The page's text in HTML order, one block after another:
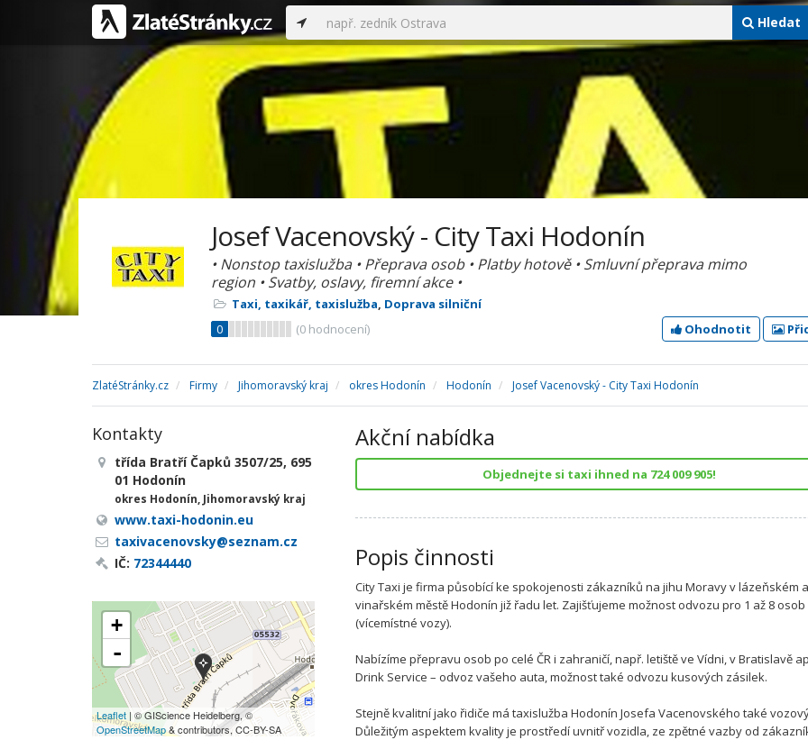
Hledat
Josef Vacenovský - City Taxi Hodonín
• Nonstop taxislužba • Přeprava osob • Platby hotově • Smluvní přeprava mimo
region • Svatby, oslavy, firemní akce •
Taxi, taxikář, taxislužba, Doprava silniční
0
(0 hodnocení) Ohodnotit
ZlatéStránky.cz Firmy Jihomoravský kraj okres Hodonín Hodonín Josef Vacenovský - City Taxi Hodonín
Akční nabídka
Objednejte si taxi ihned na 724 009 905!
Popis činnosti
City Taxi je firma působící ke spokojenosti zákazníků na jihu Moravy v lázeňském a
vinařském městě Hodonín již řadu let. Zajišťujeme možnost odvozu pro 1 až 8 osob
(vícemístné vozy).
Nabízíme přepravu osob po celé ČR i zahraničí, např. letiště ve Vídni, v Bratislavě
Drink Service – odvoz vašeho auta, možnost také odvozu kusových zásilek.
Stejně kvalitní jako řidiče má taxislužba Hodonín Josefa Vacenovského také
Důležitým aspektem kvality je prostředí uvnitř vozidla, ze zpětné vazby od
Kontakty
třída Bratří Čapků 3507/25, 695
01 Hodonín
okres Hodonín, Jihomoravský kraj
www.taxi-hodonin.eu
taxivacenovsky@seznam.cz
IČ: 72344440
+
-
Leaflet | © GIScience Heidelberg, ©
OpenStreetMap& contributors, CC-BY-SA